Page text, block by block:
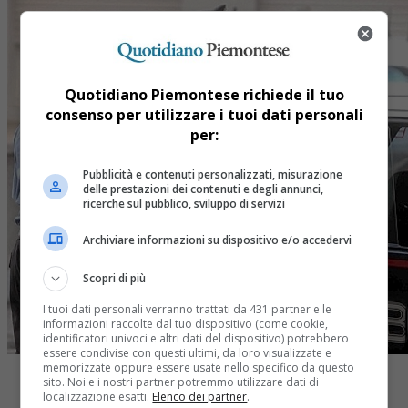
Quotidiano Piemontese richiede il tuo
consenso per utilizzare i tuoi dati personali
per:
Pubblicità e contenuti personalizzati, misurazione
delle prestazioni dei contenuti e degli annunci,
ricerche sul pubblico, sviluppo di servizi
Archiviare informazioni su dispositivo e/o accedervi
Scopri di più
I tuoi dati personali verranno trattati da 431 partner e le
informazioni raccolte dal tuo dispositivo (come cookie,
identificatori univoci e altri dati del dispositivo) potrebbero
essere condivise con questi ultimi, da loro visualizzate e
memorizzate oppure essere usate nello specifico da questo
sito. Noi e i nostri partner potremmo utilizzare dati di
localizzazione esatti. Elenco dei partner.